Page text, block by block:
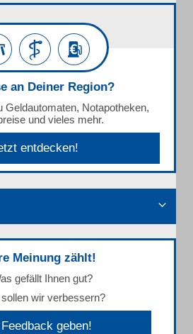
an Deiner Region?
Geldautomaten, Notapotheken,
und vieles mehr.
entdecken!
Meinung zählt!
gefällt Ihnen gut?
wir verbessern?
geben!